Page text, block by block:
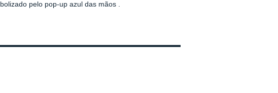
pelo pop-up azul das mãos .